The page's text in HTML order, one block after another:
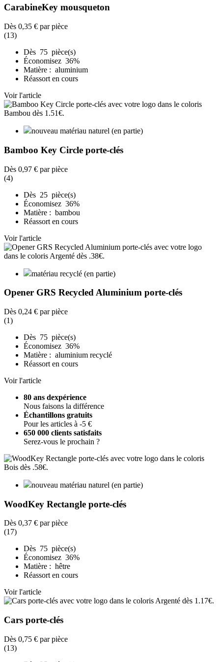
CarabineKey mousqueton
Dès 0,35 € par pièce
(13)
Dès 75 pièce(s)
Économisez 36%
Matière : aluminium
Réassort en cours
Voir l'article
nouveau matériau naturel (en partie)
Bamboo Key Circle porte-clés
Dès 0,97 € par pièce
(4)
Dès 25 pièce(s)
Économisez 36%
Matière : bambou
Réassort en cours
Voir l'article
matériau recyclé (en partie)
Opener GRS Recycled Aluminium porte-clés
Dès 0,24 € par pièce
(1)
Dès 75 pièce(s)
Économisez 36%
Matière : aluminium recyclé
Réassort en cours
Voir l'article
80 ans dexpérience
Nous faisons la différence
Échantillons gratuits
Pour les articles à -5 €
650 000 clients satisfaits
Serez-vous le prochain ?
nouveau matériau naturel (en partie)
WoodKey Rectangle porte-clés
Dès 0,37 € par pièce
(17)
Dès 75 pièce(s)
Économisez 36%
Matière : hêtre
Réassort en cours
Voir l'article
Cars porte-clés
Dès 0,75 € par pièce
(13)